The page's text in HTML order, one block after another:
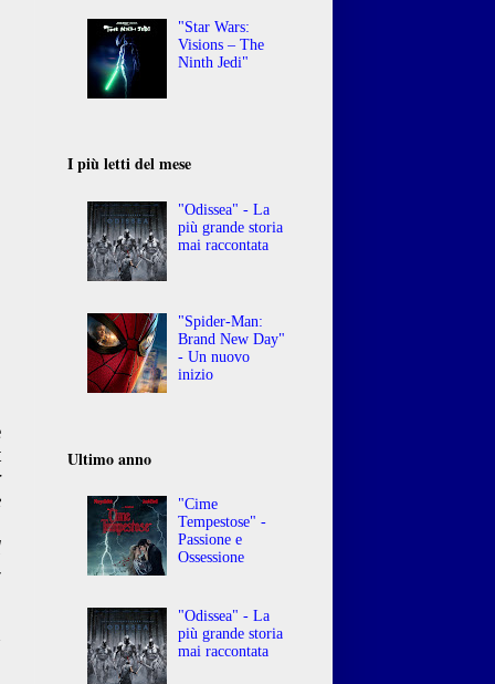
"Star Wars:
Visions – The
Ninth Jedi"
I più letti del mese
"Odissea" - La
più grande storia
mai raccontata
"Spider-Man:
Brand New Day"
- Un nuovo
inizio
Ultimo anno
"Cime
Tempestose" -
Passione e
Ossessione
"Odissea" - La
più grande storia
mai raccontata